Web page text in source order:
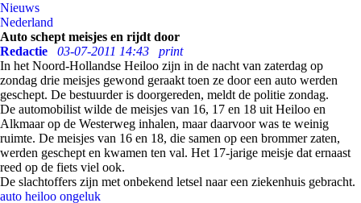
Nieuws
Nederland
Auto schept meisjes en rijdt door
Redactie
03-07-2011 14:43
print
In het Noord-Hollandse Heiloo zijn in de nacht van zaterdag op
zondag drie meisjes gewond geraakt toen ze door een auto werden
geschept. De bestuurder is doorgereden, meldt de politie zondag.
De automobilist wilde de meisjes van 16, 17 en 18 uit Heiloo en
Alkmaar op de Westerweg inhalen, maar daarvoor was te weinig
ruimte. De meisjes van 16 en 18, die samen op een brommer zaten,
werden geschept en kwamen ten val. Het 17-jarige meisje dat ernaast
reed op de fiets viel ook.
De slachtoffers zijn met onbekend letsel naar een ziekenhuis gebracht.
auto heiloo ongeluk